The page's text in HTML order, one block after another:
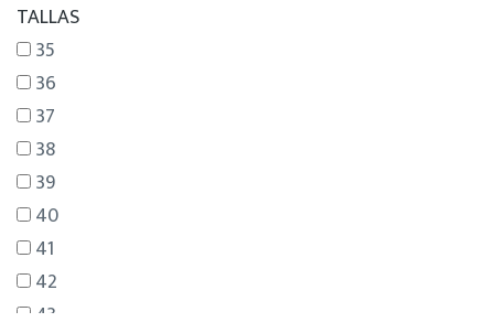
TALLAS
35
36
37
38
39
40
41
42
43